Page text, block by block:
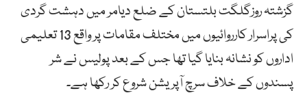
گزشتہ روزگلگت بلتستان کے ضلع دیامر میں دہشت گردی
کی پراسرار کارروائیوں میں مختلف مقامات پر واقع 13 تعلیمی
اداروں کو نشانہ بنایا گیا تھا جس کے بعد پولیس نے شر
پسندوں کے خلاف سرچ آپریشن شروع کر رکھا ہے۔